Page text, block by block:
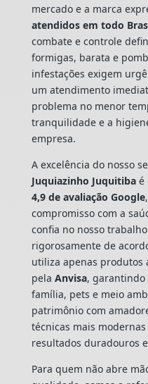
mercado e a marca
atendidos em todo
combate e controle
formigas, barata e
infestações exigem
um atendimento
problema no menor
tranquilidade e a
empresa.
A excelência do nosso
Juquiazinho Juquitibaé
4,9 de avaliação Google
compromisso com a
confia no nosso
rigorosamente de
utiliza apenas produtos
pela Anvisa, garantindo
família, pets e meio
patrimônio com
técnicas mais
resultados duradouros
Para quem não abre